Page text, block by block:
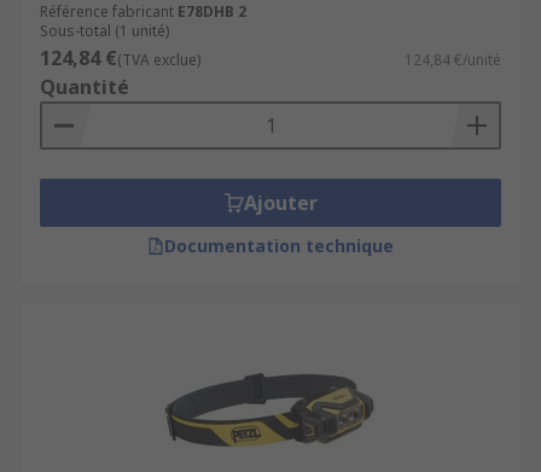
Référence fabricant E78DHB 2
Sous-total (1 unité)
124,84 €(TVA exclue) 124,84 €/unité
Quantité
Ajouter
Documentation technique